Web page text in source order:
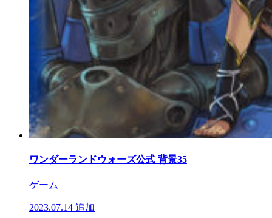
ワンダーランドウォーズ公式 背景35
ゲーム
2023.07.14 追加